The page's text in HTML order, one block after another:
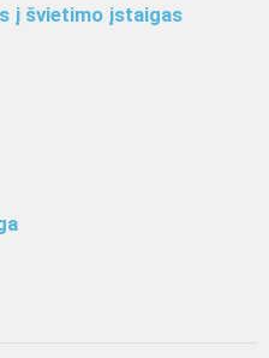
į švietimo įstaigas